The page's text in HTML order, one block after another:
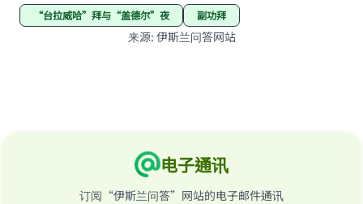
“台拉威哈”拜与“盖德尔”夜 副功拜
来源: 伊斯兰问答网站
电子通讯
订阅“伊斯兰问答”网站的电子邮件通讯